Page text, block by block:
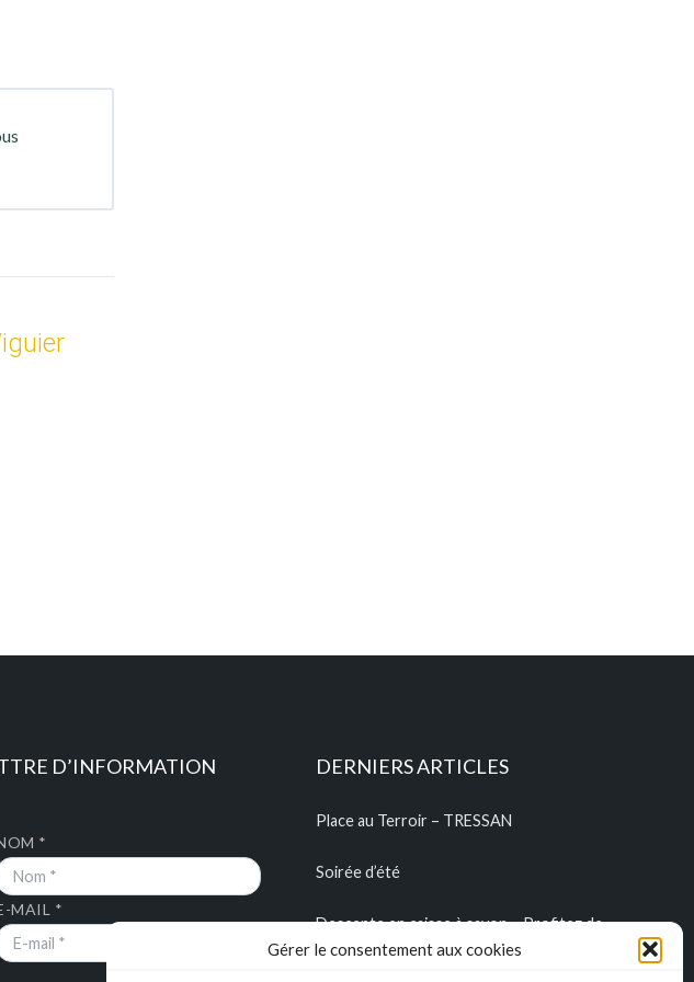
Gérer le consentement aux cookies
D’INFORMATION
*
MAIL *
DERNIERS ARTICLES
Place au Terroir – TRESSAN
Soirée d’été
Descente en caisse à savon – Profitez de
l’été pour construire vos caisses à savon !!!